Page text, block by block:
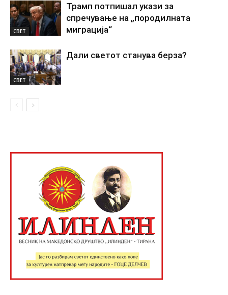
СВЕТ
Трамп потпишал укази за
спречување на „породилната
миграција“
СВЕТ
Дали светот станува берза?